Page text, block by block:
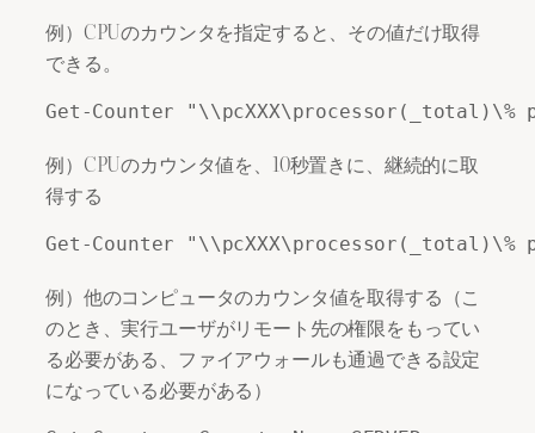
例）CPUのカウンタを指定すると、その値だけ取得
できる。
例）CPUのカウンタ値を、10秒置きに、継続的に取
得する
例）他のコンピュータのカウンタ値を取得する（こ
のとき、実行ユーザがリモート先の権限をもってい
る必要がある、ファイアウォールも通過できる設定
になっている必要がある）